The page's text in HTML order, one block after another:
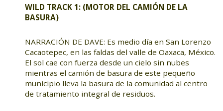
WILD TRACK 1: (MOTOR DEL CAMIÓN DE LA
BASURA)
NARRACIÓN DE DAVE: Es medio día en San Lorenzo
Cacaotepec, en las faldas del valle de Oaxaca, México.
El sol cae con fuerza desde un cielo sin nubes
mientras el camión de basura de este pequeño
municipio lleva la basura de la comunidad al centro
de tratamiento integral de residuos.